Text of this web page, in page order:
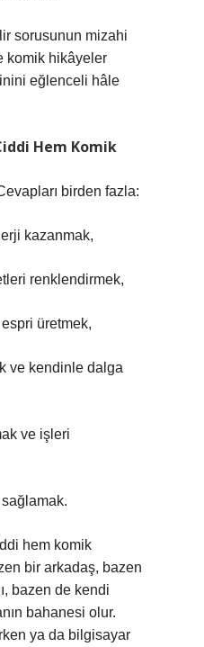
sorusunun mizahi
komik hikâyeler
eğlenceli hâle
Hem Komik
birden fazla:
kazanmak,
renklendirmek,
espri üretmek,
ve kendinle dalga
ve işleri
sağlamak.
hem komik
bir arkadaş, bazen
bazen de kendi
bahanesi olur.
ya da bilgisayar